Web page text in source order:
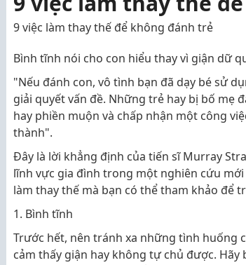
9 việc làm thay thế để không đánh trẻ
Bình tĩnh nói cho con hiểu thay vì giận dữ
"Nếu đánh con, vô tình bạn đã dạy bé sử
giải quyết vấn đề. Những trẻ hay bị bố
hay phiền muộn và chấp nhận một công
thành".
Đây là lời khẳng định của tiến sĩ Murray
lĩnh vực gia đình trong một nghiên cứu mới
làm thay thế mà bạn có thể tham khảo để
1. Bình tĩnh
Trước hết, nên tránh xa những tình huống
cảm thấy giận hay không tự chủ được.